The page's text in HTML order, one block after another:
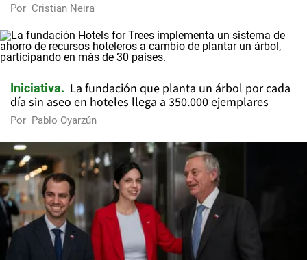
Por Cristian Neira
Iniciativa
La fundación que planta un árbol por cada
día sin aseo en hoteles llega a 350.000 ejemplares
Por Pablo Oyarzún